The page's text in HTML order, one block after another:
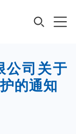
公司关于
的通知